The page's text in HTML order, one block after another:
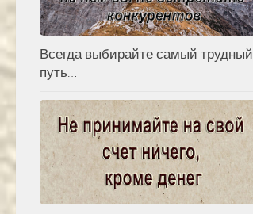
Всегда выбирайте самый трудный
путь…